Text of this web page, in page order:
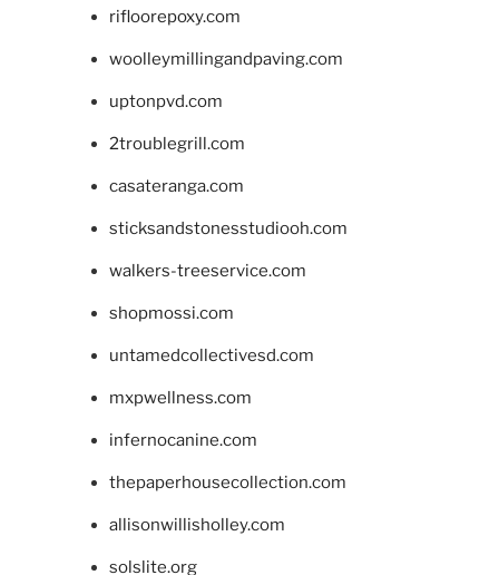
rifloorepoxy.com
woolleymillingandpaving.com
uptonpvd.com
2troublegrill.com
casateranga.com
sticksandstonesstudiooh.com
walkers-treeservice.com
shopmossi.com
untamedcollectivesd.com
mxpwellness.com
infernocanine.com
thepaperhousecollection.com
allisonwillisholley.com
solslite.org